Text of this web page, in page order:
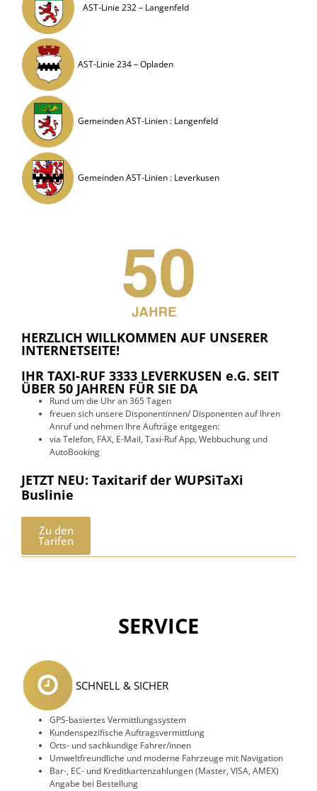
AST-Linie 232 – Langenfeld
AST-Linie 234 – Opladen
Gemeinden AST-Linien : Langenfeld
Gemeinden AST-Linien : Leverkusen
HERZLICH WILLKOMMEN AUF UNSERER
INTERNETSEITE!
IHR TAXI-RUF 3333 LEVERKUSEN e.G. SEIT
ÜBER 50 JAHREN FÜR SIE DA
Rund um die Uhr an 365 Tagen
freuen sich unsere Disponentinnen/ Disponenten auf Ihren
Anruf und nehmen Ihre Aufträge entgegen:
via Telefon, FAX, E-Mail, Taxi-Ruf App, Webbuchung und
AutoBooking
JETZT NEU: Taxitarif der WUPSiTaXi
Buslinie
Zu den
Tarifen
SERVICE
SCHNELL & SICHER
GPS-basiertes Vermittlungssystem
Kundenspezifische Auftragsvermittlung
Orts- und sachkundige Fahrer/innen
Umweltfreundliche und moderne Fahrzeuge mit Navigation
Bar-, EC- und Kreditkartenzahlungen (Master, VISA, AMEX)
Angabe bei Bestellung